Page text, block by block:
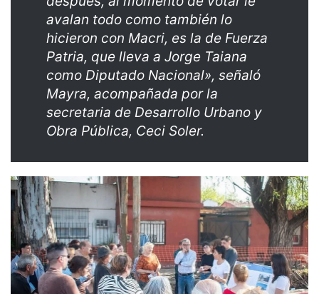
avalan todo como también lo
hicieron con Macri, es la de Fuerza
Patria, que lleva a Jorge Taiana
como Diputado Nacional», señaló
Mayra, acompañada por la
secretaria de Desarrollo Urbano y
Obra Pública, Ceci Soler.